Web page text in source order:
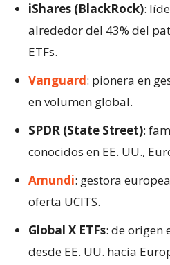
iShares (BlackRock):
alrededor del 43% del
ETFs.
Vanguard: pionera en
en volumen global.
SPDR (State Street):
conocidos en EE. UU.,
Amundi: gestora
oferta UCITS.
Global X ETFs: de origen
desde EE. UU. hacia